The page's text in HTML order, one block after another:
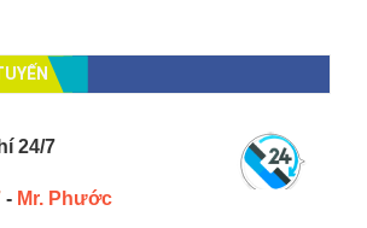
24/7
- Mr. Phước